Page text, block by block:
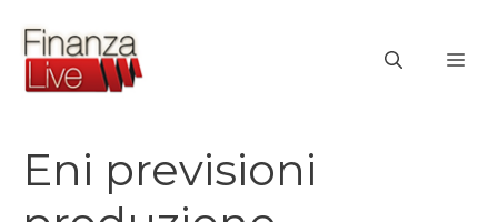
contenuto
Eni previsioni